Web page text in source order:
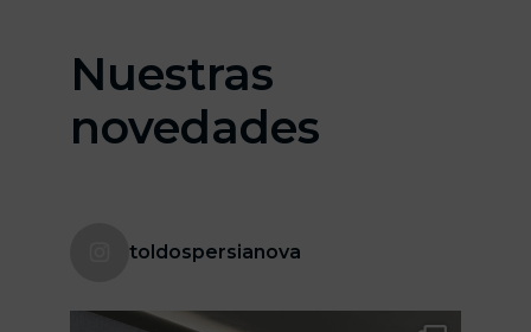
Nuestras
novedades
toldospersianova